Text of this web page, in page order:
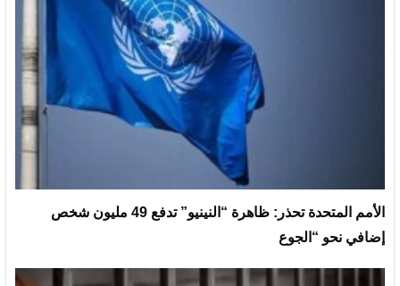
الأمم المتحدة تحذر: ظاهرة “النينيو” تدفع 49 مليون شخص
إضافي نحو “الجوع